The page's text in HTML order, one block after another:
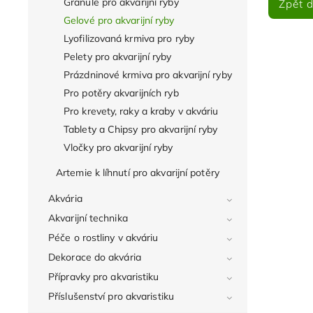
Gelové pro akvarijní ryby
Lyofilizovaná krmiva pro ryby
Pelety pro akvarijní ryby
Prázdninové krmiva pro akvarijní ryby
Pro potěry akvarijních ryb
Pro krevety, raky a kraby v akváriu
Tablety a Chipsy pro akvarijní ryby
Vločky pro akvarijní ryby
Artemie k líhnutí pro akvarijní potěry
Akvária
Akvarijní technika
Péče o rostliny v akváriu
Dekorace do akvária
Přípravky pro akvaristiku
Příslušenství pro akvaristiku
Zpět